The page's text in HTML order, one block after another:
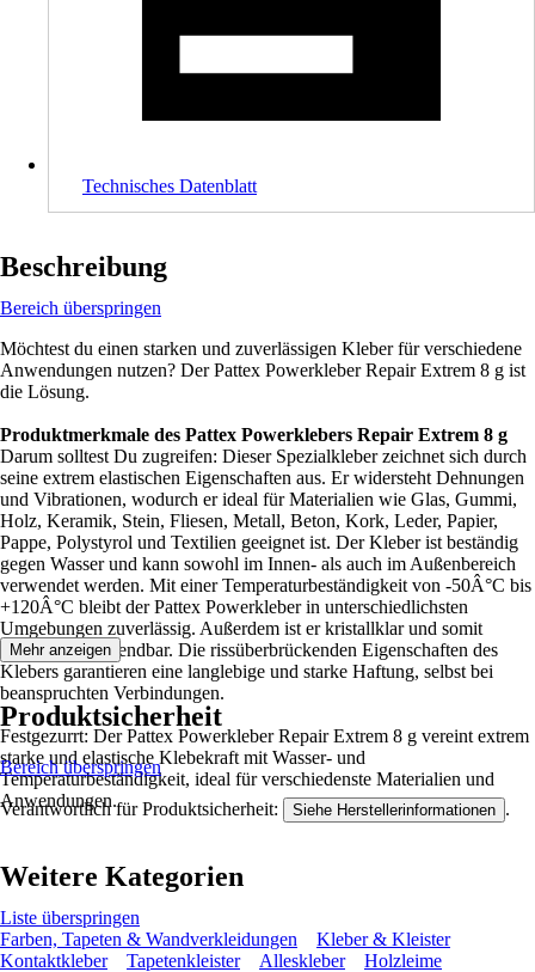
Technisches Datenblatt
Beschreibung
Bereich überspringen
Möchtest du einen starken und zuverlässigen Kleber für verschiedene
Anwendungen nutzen? Der Pattex Powerkleber Repair Extrem 8 g ist
die Lösung.
Produktmerkmale des Pattex Powerklebers Repair Extrem 8 g
Darum solltest Du zugreifen: Dieser Spezialkleber zeichnet sich durch
seine extrem elastischen Eigenschaften aus. Er widersteht Dehnungen
und Vibrationen, wodurch er ideal für Materialien wie Glas, Gummi,
Holz, Keramik, Stein, Fliesen, Metall, Beton, Kork, Leder, Papier,
Pappe, Polystyrol und Textilien geeignet ist. Der Kleber ist beständig
gegen Wasser und kann sowohl im Innen- als auch im Außenbereich
verwendet werden. Mit einer Temperaturbeständigkeit von -50Â°C bis
+120Â°C bleibt der Pattex Powerkleber in unterschiedlichsten
Umgebungen zuverlässig. Außerdem ist er kristallklar und somit
unauffällig anwendbar. Die rissüberbrückenden Eigenschaften des
Klebers garantieren eine langlebige und starke Haftung, selbst bei
beanspruchten Verbindungen.
Festgezurrt: Der Pattex Powerkleber Repair Extrem 8 g vereint extrem
starke und elastische Klebekraft mit Wasser- und
Temperaturbeständigkeit, ideal für verschiedenste Materialien und
Anwendungen.
Mehr anzeigen
Produktsicherheit
Bereich überspringen
Verantwortlich für Produktsicherheit: Siehe Herstellerinformationen .
Weitere Kategorien
Liste überspringen
Farben, Tapeten & Wandverkleidungen
Kleber & Kleister
Kontaktkleber
Tapetenkleister Alleskleber
Holzleime